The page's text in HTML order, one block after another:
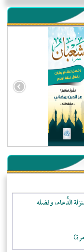
الدُّعاء، وفضله